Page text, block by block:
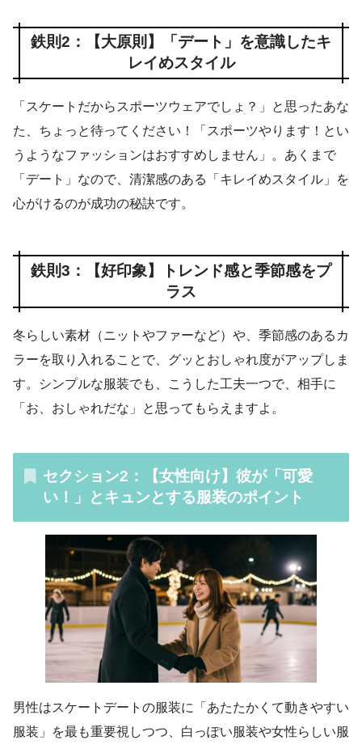
鉄則2：【大原則】「デート」を意識したキ
レイめスタイル
「スケートだからスポーツウェアでしょ？」と思ったあな
た、ちょっと待ってください！「スポーツやります！とい
うようなファッションはおすすめしません」。あくまで
「デート」なので、清潔感のある「キレイめスタイル」を
心がけるのが成功の秘訣です。
鉄則3：【好印象】トレンド感と季節感をプ
ラス
冬らしい素材（ニットやファーなど）や、季節感のあるカ
ラーを取り入れることで、グッとおしゃれ度がアップしま
す。シンプルな服装でも、こうした工夫一つで、相手に
「お、おしゃれだな」と思ってもらえますよ。
セクション2：【女性向け】彼が「可愛
い！」とキュンとする服装のポイント
男性はスケートデートの服装に「あたたかくて動きやすい
服装」を最も重要視しつつ、白っぽい服装や女性らしい服